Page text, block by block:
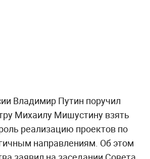
Владимир Путин поручил
Михаилу Мишустину взять
реализацию проектов по
направлениям. Об этом